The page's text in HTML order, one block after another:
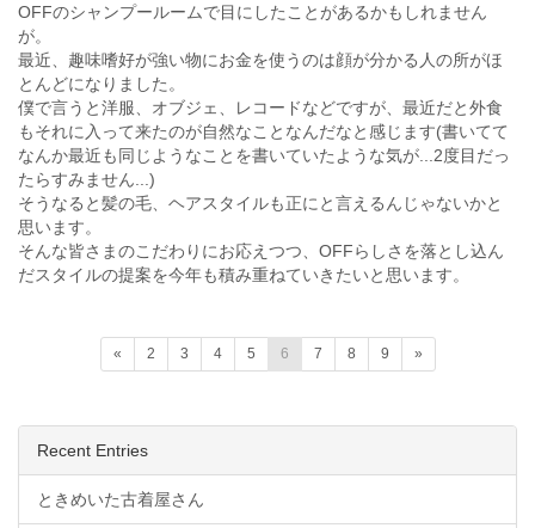
OFFのシャンプールームで目にしたことがあるかもしれません
が。
最近、趣味嗜好が強い物にお金を使うのは顔が分かる人の所がほ
とんどになりました。
僕で言うと洋服、オブジェ、レコードなどですが、最近だと外食
もそれに入って来たのが自然なことなんだなと感じます(書いてて
なんか最近も同じようなことを書いていたような気が...2度目だっ
たらすみません...)
そうなると髪の毛、ヘアスタイルも正にと言えるんじゃないかと
思います。
そんな皆さまのこだわりにお応えつつ、OFFらしさを落とし込ん
だスタイルの提案を今年も積み重ねていきたいと思います。
« 2 3 4 5 6 7 8 9 »
Recent Entries
ときめいた古着屋さん